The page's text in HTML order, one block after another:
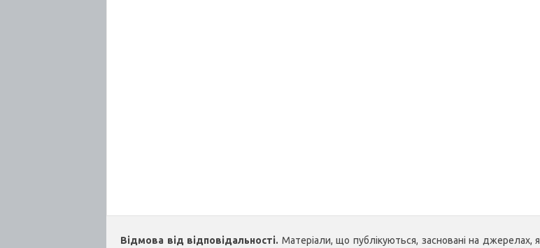
Відмова від відповідальності. Матеріали, що публікуються, засновані на джерелах,